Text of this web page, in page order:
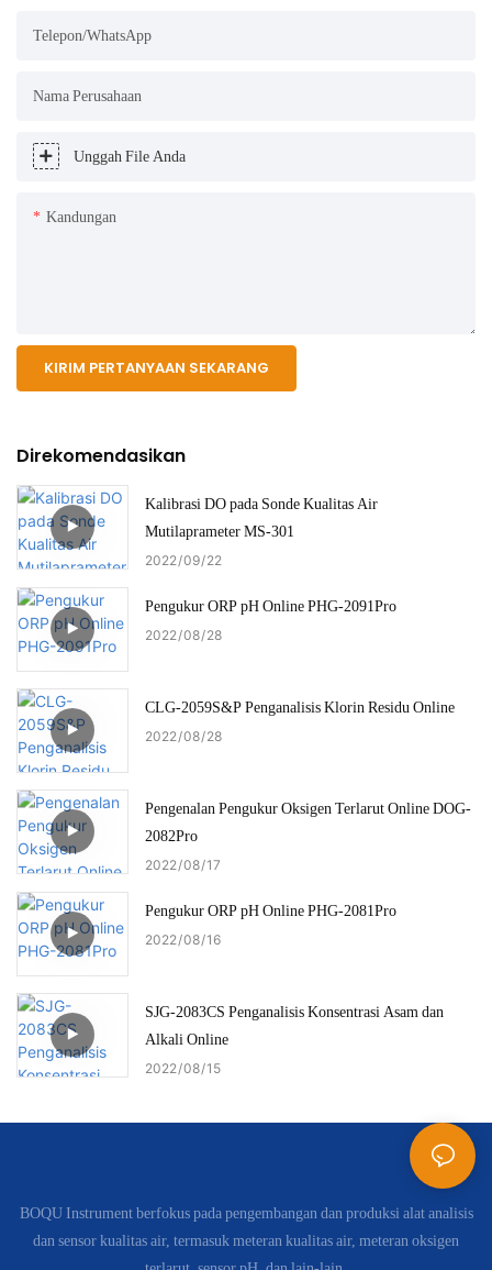
Telepon/WhatsApp
Nama Perusahaan
Unggah File Anda
Kandungan
KIRIM PERTANYAAN SEKARANG
Direkomendasikan
Kalibrasi DO pada Sonde Kualitas Air
Mutilaprameter MS-301
2022 09 22
Pengukur ORP pH Online PHG-2091Pro
2022 08 28
CLG-2059S&P Penganalisis Klorin Residu Online
2022 08 28
Pengenalan Pengukur Oksigen Terlarut Online DOG-
2082Pro
2022 08 17
Pengukur ORP pH Online PHG-2081Pro
2022 08 16
SJG-2083CS Penganalisis Konsentrasi Asam dan
Alkali Online
2022 08 15
BOQU Instrument berfokus pada pengembangan dan produksi alat analisis
dan sensor kualitas air, termasuk meteran kualitas air, meteran oksigen